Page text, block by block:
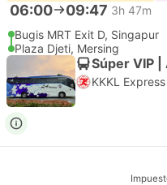
06:00 09:47 3h 47m
Bugis MRT Exit D, Singapur
Plaza Djeti, Mersing
Súper VIP
KKKL